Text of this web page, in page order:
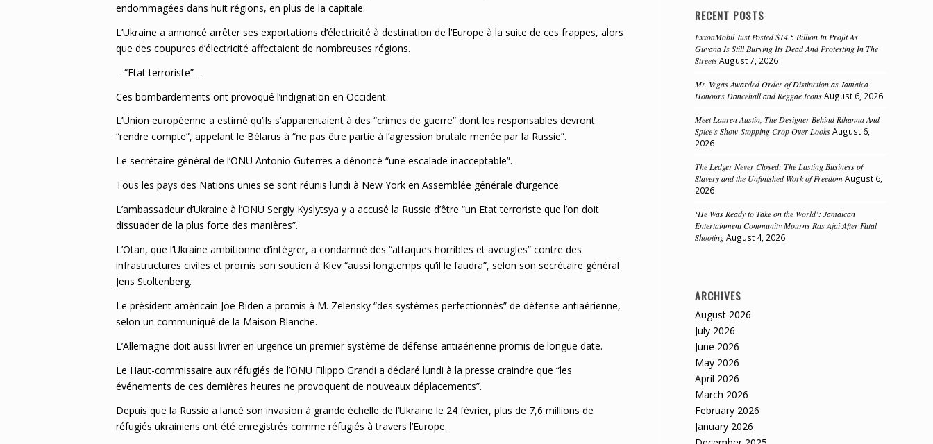
endommagées dans huit régions, en plus de la capitale.
L’Ukraine a annoncé arrêter ses exportations d’électricité à destination de l’Europe à la suite de ces frappes, alors
que des coupures d’électricité affectaient de nombreuses régions.
– “Etat terroriste” –
Ces bombardements ont provoqué l’indignation en Occident.
L’Union européenne a estimé qu’ils s’apparentaient à des “crimes de guerre” dont les responsables devront
“rendre compte”, appelant le Bélarus à “ne pas être partie à l’agression brutale menée par la Russie”.
Le secrétaire général de l’ONU Antonio Guterres a dénoncé “une escalade inacceptable”.
Tous les pays des Nations unies se sont réunis lundi à New York en Assemblée générale d’urgence.
L’ambassadeur d’Ukraine à l’ONU Sergiy Kyslytsya y a accusé la Russie d’être “un Etat terroriste que l’on doit
dissuader de la plus forte des manières”.
L’Otan, que l’Ukraine ambitionne d’intégrer, a condamné des “attaques horribles et aveugles” contre des
infrastructures civiles et promis son soutien à Kiev “aussi longtemps qu’il le faudra”, selon son secrétaire général
Jens Stoltenberg.
Le président américain Joe Biden a promis à M. Zelensky “des systèmes perfectionnés” de défense antiaérienne,
selon un communiqué de la Maison Blanche.
L’Allemagne doit aussi livrer en urgence un premier système de défense antiaérienne promis de longue date.
Le Haut-commissaire aux réfugiés de l’ONU Filippo Grandi a déclaré lundi à la presse craindre que “les
événements de ces dernières heures ne provoquent de nouveaux déplacements”.
Depuis que la Russie a lancé son invasion à grande échelle de l’Ukraine le 24 février, plus de 7,6 millions de
réfugiés ukrainiens ont été enregistrés comme réfugiés à travers l’Europe.
RECENT POSTS
ExxonMobil Just Posted $14.5 Billion In Profit As
Guyana Is Still Burying Its Dead And Protesting In The
Streets August 7, 2026
Mr. Vegas Awarded Order of Distinction as Jamaica
Honours Dancehall and Reggae Icons August 6, 2026
Meet Lauren Austin, The Designer Behind Rihanna And
Spice’s Show-Stopping Crop Over Looks August 6,
2026
The Ledger Never Closed: The Lasting Business of
Slavery and the Unfinished Work of Freedom August 6,
2026
‘He Was Ready to Take on the World’: Jamaican
Entertainment Community Mourns Ras Ajai After Fatal
Shooting August 4, 2026
ARCHIVES
August 2026
July 2026
June 2026
May 2026
April 2026
March 2026
February 2026
January 2026